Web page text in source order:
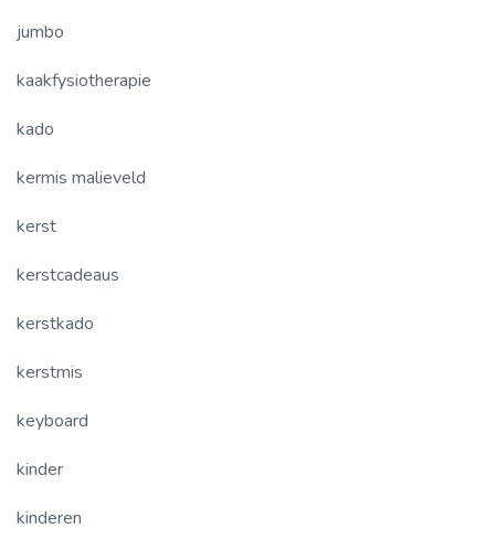
jumbo
kaakfysiotherapie
kado
kermis malieveld
kerst
kerstcadeaus
kerstkado
kerstmis
keyboard
kinder
kinderen